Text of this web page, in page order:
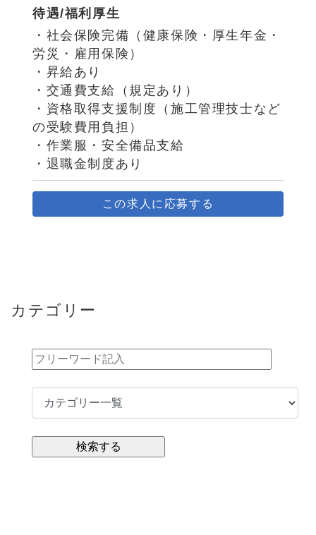
待遇/福利厚生
・社会保険完備（健康保険・厚生年金・
労災・雇用保険）
・昇給あり
・交通費支給（規定あり）
・資格取得支援制度（施工管理技士など
の受験費用負担）
・作業服・安全備品支給
・退職金制度あり
この求人に応募する
カテゴリー